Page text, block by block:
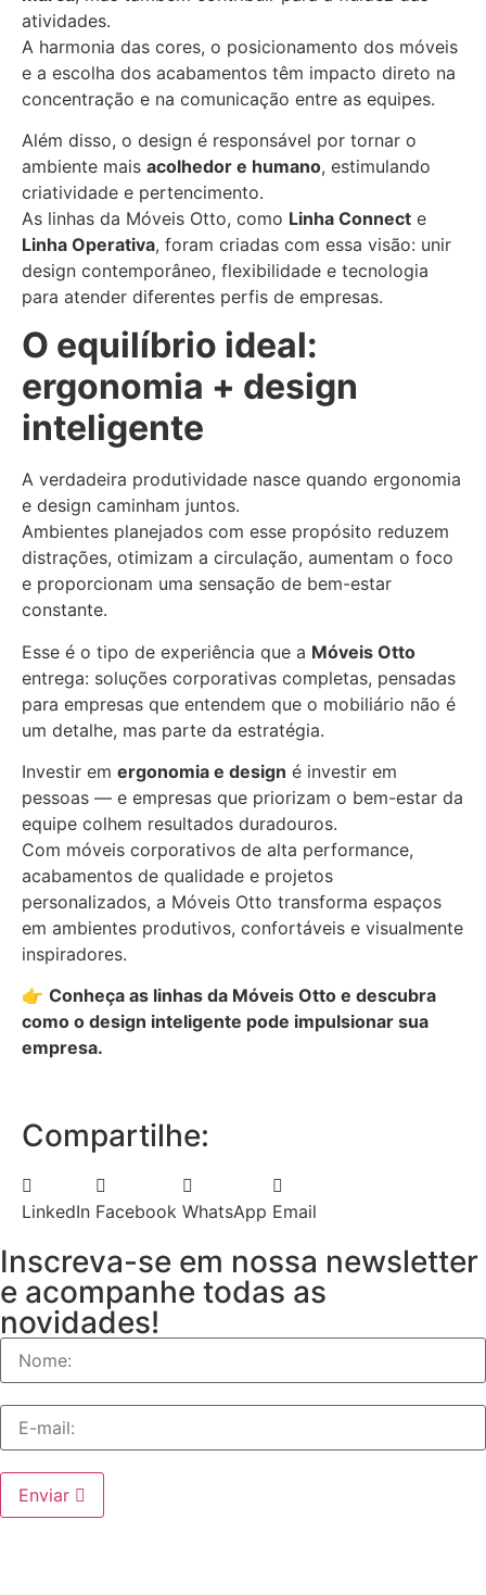
atividades.
A harmonia das cores, o posicionamento dos móveis
e a escolha dos acabamentos têm impacto direto na
concentração e na comunicação entre as equipes.
Além disso, o design é responsável por tornar o
ambiente mais acolhedor e humano, estimulando
criatividade e pertencimento.
As linhas da Móveis Otto, como Linha Connect e
Linha Operativa, foram criadas com essa visão: unir
design contemporâneo, flexibilidade e tecnologia
para atender diferentes perfis de empresas.
O equilíbrio ideal:
ergonomia + design
inteligente
A verdadeira produtividade nasce quando ergonomia
e design caminham juntos.
Ambientes planejados com esse propósito reduzem
distrações, otimizam a circulação, aumentam o foco
e proporcionam uma sensação de bem-estar
constante.
Esse é o tipo de experiência que a Móveis Otto
entrega: soluções corporativas completas, pensadas
para empresas que entendem que o mobiliário não é
um detalhe, mas parte da estratégia.
Investir em ergonomia e design é investir em
pessoas — e empresas que priorizam o bem-estar da
equipe colhem resultados duradouros.
Com móveis corporativos de alta performance,
acabamentos de qualidade e projetos
personalizados, a Móveis Otto transforma espaços
em ambientes produtivos, confortáveis e visualmente
inspiradores.
👉 Conheça as linhas da Móveis Otto e descubra
como o design inteligente pode impulsionar sua
empresa.
Compartilhe:
LinkedIn Facebook WhatsApp Email
Inscreva-se em nossa newsletter
e acompanhe todas as
novidades!
Enviar